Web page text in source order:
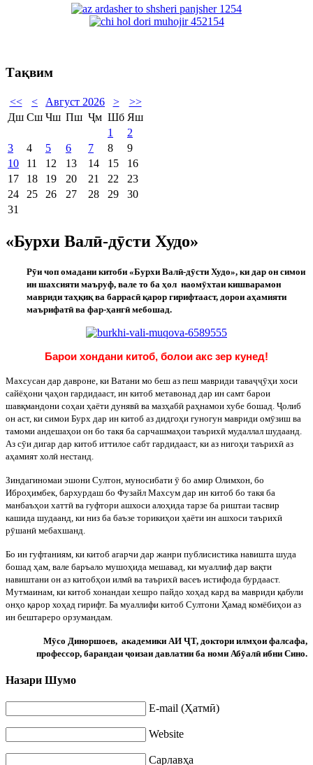
Тақвим
<< < Август 2026 >
>>
Дш Сш Чш Пш Ҷм Шб Яш
1
2
3
4 5 6 7 8
9
10
11 12 13 14 15
16
17
18 19 20 21 22
23
24
25 26 27 28 29
30
31
«Бурхи Валӣ-дӯсти Худо»
Рӯи чоп омадани китоби «Бурхи Валӣ-дӯсти Худо», ки дар он симои
ин шахсияти маъруф, вале то ба ҳол наомӯхтаи кишварамон
мавриди таҳқиқ ва баррасӣ қарор гирифтааст, дорои аҳамияти
маърифатӣ ва фар-ҳангӣ мебошад.
Барои хондани китоб, болои акс зер кунед!
Махсусан дар давроне, ки Ватани мо беш аз пеш мавриди таваҷҷӯҳи хоси
сайёҳони ҷаҳон гардидааст, ин китоб метавонад дар ин самт барои
шавқмандони соҳаи ҳаёти дунявӣ ва мазҳабӣ раҳнамои хубе бошад. Ҷолиб
он аст, ки симои Бурх дар ин китоб аз дидгоҳи гуногун мавриди омӯзиш ва
тамоми андешаҳои он бо такя ба сарчашмаҳои таърихӣ мудаллал шудаанд.
Аз сӯи дигар дар китоб иттилое сабт гардидааст, ки аз нигоҳи таърихӣ аз
аҳамият холӣ нестанд.
Зиндагиномаи эшони Султон, муносибати ӯ бо амир Олимхон, бо
Иброҳимбек, бархурдаш бо Фузайл Махсум дар ин китоб бо такя ба
манбаъҳои хаттӣ ва гуфтори ашхоси алоҳида тарзе ба риштаи тасвир
кашида шудаанд, ки низ ба баъзе торикиҳои ҳаёти ин ашхоси таърихӣ
рӯшанӣ мебахшанд.
Бо ин гуфтаниям, ки китоб агарчи дар жанри публисистика навишта шуда
бошад ҳам, вале баръало мушоҳида мешавад, ки муаллиф дар вақти
навиштани он аз китобҳои илмӣ ва таърихӣ васеъ истифода бурдааст.
Мутмаинам, ки китоб хонандаи хешро пайдо хоҳад кард ва мавриди қабули
онҳо қарор хоҳад гирифт. Ба муаллифи китоб Султони Ҳамад комёбиҳои аз
ин бештареро орзумандам.
Мӯсо Диноршоев, академики АИ ҶТ, доктори илмҳои фалсафа,
профессор, барандаи ҷоизаи давлатии ба номи Абӯалӣ ибни Сино.
Назари Шумо
E-mail (Ҳатмӣ)
Website
Сарлавҳа